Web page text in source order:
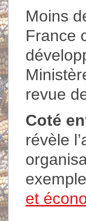
Moins
France
revue
Coté
révèle
et